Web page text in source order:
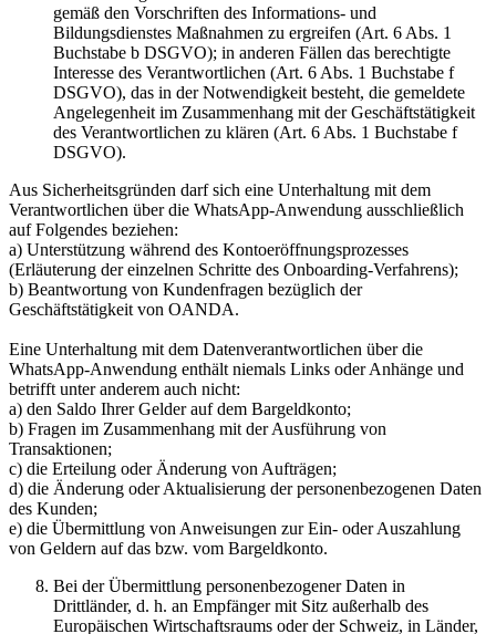
gemäß den Vorschriften des Informations- und
Bildungsdienstes Maßnahmen zu ergreifen (Art. 6 Abs. 1
Buchstabe b DSGVO); in anderen Fällen das berechtigte
Interesse des Verantwortlichen (Art. 6 Abs. 1 Buchstabe f
DSGVO), das in der Notwendigkeit besteht, die gemeldete
Angelegenheit im Zusammenhang mit der Geschäftstätigkeit
des Verantwortlichen zu klären (Art. 6 Abs. 1 Buchstabe f
DSGVO).
Aus Sicherheitsgründen darf sich eine Unterhaltung mit dem
Verantwortlichen über die WhatsApp-Anwendung ausschließlich
auf Folgendes beziehen:
a) Unterstützung während des Kontoeröffnungsprozesses
(Erläuterung der einzelnen Schritte des Onboarding-Verfahrens);
b) Beantwortung von Kundenfragen bezüglich der
Geschäftstätigkeit von OANDA.
Eine Unterhaltung mit dem Datenverantwortlichen über die
WhatsApp-Anwendung enthält niemals Links oder Anhänge und
betrifft unter anderem auch nicht:
a) den Saldo Ihrer Gelder auf dem Bargeldkonto;
b) Fragen im Zusammenhang mit der Ausführung von
Transaktionen;
c) die Erteilung oder Änderung von Aufträgen;
d) die Änderung oder Aktualisierung der personenbezogenen Daten
des Kunden;
e) die Übermittlung von Anweisungen zur Ein- oder Auszahlung
von Geldern auf das bzw. vom Bargeldkonto.
Bei der Übermittlung personenbezogener Daten in
Drittländer, d. h. an Empfänger mit Sitz außerhalb des
Europäischen Wirtschaftsraums oder der Schweiz, in Länder,